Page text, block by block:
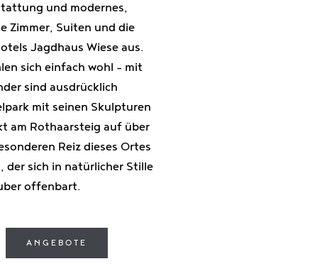
und modernes,
Zimmer, Suiten und die
Jagdhaus Wiese aus.
sich einfach wohl – mit
sind ausdrücklich
mit seinen Skulpturen
am Rothaarsteig auf über
Reiz dieses Ortes
der sich in natürlicher Stille
offenbart.
ANGEBOTE